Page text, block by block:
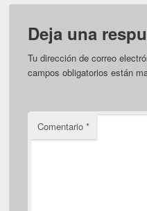
Deja una
Tu dirección de correo
campos obligatorios están
Comentario*